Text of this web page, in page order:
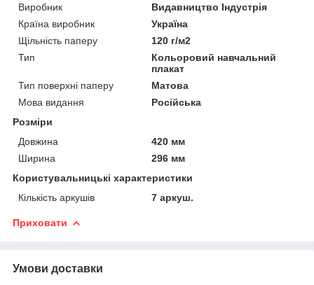
Виробник
Видавництво Індустрія
Країна виробник
Україна
Щільність паперу
120 г/м2
Тип
Кольоровий навчальний
плакат
Тип поверхні паперу
Матова
Мова видання
Російська
Розміри
Довжина
420 мм
Ширина
296 мм
Користувальницькі характеристики
Кількість аркушів
7 аркуш.
Приховати
Умови доставки